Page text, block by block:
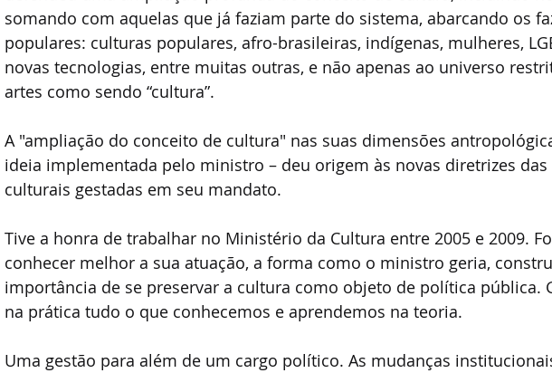
somando com aquelas que já faziam parte do sistema, abarcando os
populares: culturas populares, afro-brasileiras, indígenas, mulheres,
novas tecnologias, entre muitas outras, e não apenas ao universo
artes como sendo “cultura”.
A "ampliação do conceito de cultura" nas suas dimensões
ideia implementada pelo ministro – deu origem às novas diretrizes
culturais gestadas em seu mandato.
Tive a honra de trabalhar no Ministério da Cultura entre 2005 e 2009.
conhecer melhor a sua atuação, a forma como o ministro geria,
importância de se preservar a cultura como objeto de política pública.
na prática tudo o que conhecemos e aprendemos na teoria.
Uma gestão para além de um cargo político. As mudanças